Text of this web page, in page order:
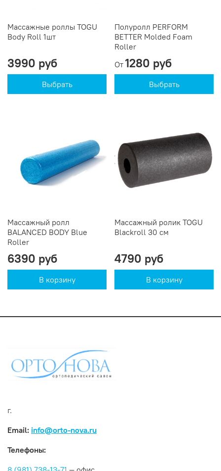
Массажные роллы TOGU
Body Roll 1шт
3990 руб
Выбрать
Полуролл PERFORM
BETTER Molded Foam
Roller
От 1280 руб
Выбрать
Массажный ролл
BALANCED BODY Blue
Roller
6390 руб
В корзину
Массажный ролик TOGU
Blackroll 30 см
4790 руб
В корзину
г.
Email: info@orto-nova.ru
Телефоны: